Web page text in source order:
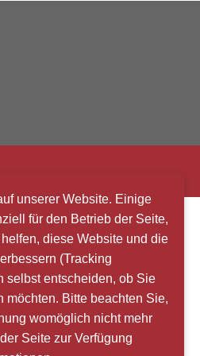
unserer Website. Einige
für den Betrieb der Seite,
diese Website und die
(Tracking
selbst entscheiden, ob Sie
möchten. Bitte beachten Sie,
womöglich nicht mehr
Seite zur Verfügung